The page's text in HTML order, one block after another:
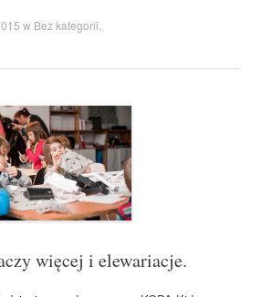
w Bez kategorii
więcej i elewariacje.